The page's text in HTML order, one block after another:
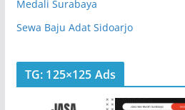
Medali Surabaya
Sewa Baju Adat Sidoarjo
TG: 125×125 Ads